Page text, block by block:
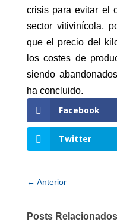
crisis para evitar el
sector vitivinícola,
que el precio del
los costes de
siendo
ha concluido.
Facebook
Twitter
← Anterior
Posts